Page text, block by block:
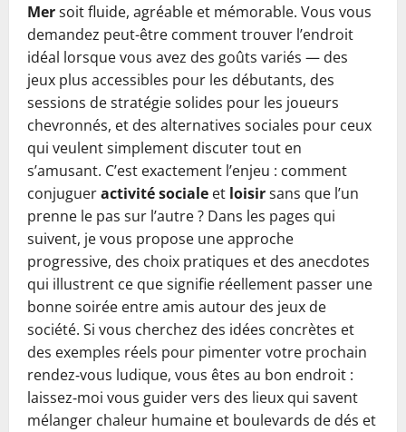
Mersoit fluide, agréable et mémorable. Vous vous
demandez peut-être comment trouver l’endroit
idéal lorsque vous avez des goûts variés — des
jeux plus accessibles pour les débutants, des
sessions de stratégie solides pour les joueurs
chevronnés, et des alternatives sociales pour ceux
qui veulent simplement discuter tout en
s’amusant. C’est exactement l’enjeu : comment
conjugueractivité sociale et loisirsans que l’un
prenne le pas sur l’autre ? Dans les pages qui
suivent, je vous propose une approche
progressive, des choix pratiques et des anecdotes
qui illustrent ce que signifie réellement passer une
bonne soirée entre amis autour des jeux de
société. Si vous cherchez des idées concrètes et
des exemples réels pour pimenter votre prochain
rendez‑vous ludique, vous êtes au bon endroit :
laissez‑moi vous guider vers des lieux qui savent
mélanger chaleur humaine et boulevards de dés et